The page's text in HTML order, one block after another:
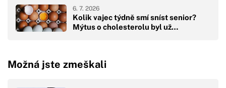
Kolik vajec týdně smí sníst senior?
Mýtus o cholesterolu byl už…
6. 7. 2026
Možná jste zmeškali